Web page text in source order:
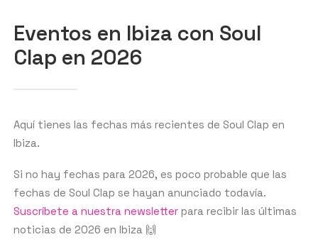
Eventos en Ibiza con Soul
Clap en 2026
Aquí tienes las fechas más recientes de Soul Clap en
Ibiza.
Si no hay fechas para 2026, es poco probable que las
fechas de Soul Clap se hayan anunciado todavía.
Suscríbete a nuestra newsletter para recibir las últimas
noticias de 2026 en Ibiza 🙌